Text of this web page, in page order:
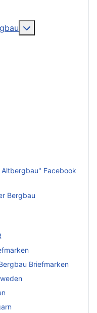
Facebook
Bergbau
Briefmarken